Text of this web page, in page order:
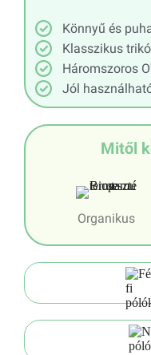
Könnyű és
Klasszikus
Háromszoros
Jól
Mitől
Organikus